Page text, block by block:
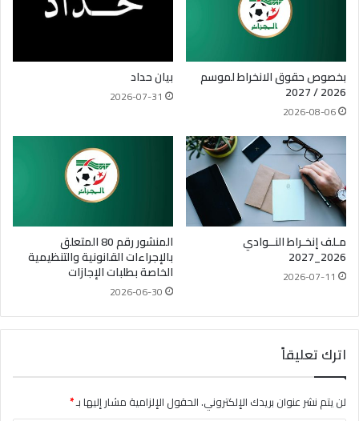
بخصوص حقوق الانخراط لموسم
2026 / 2027
2026-08-06
بيان حداد
2026-07-31
مـلف إنخـراط النــوادي
2026_2027
2026-07-11
المنشور رقم 80 المتعلق
بالإجراءات القانونية والتنظيمية
الخاصة بطلبات الإجازات
2026-06-30
اترك تعليقاً
لن يتم نشر عنوان بريدك الإلكتروني.الحقول الإلزامية مشار إليها بـ*